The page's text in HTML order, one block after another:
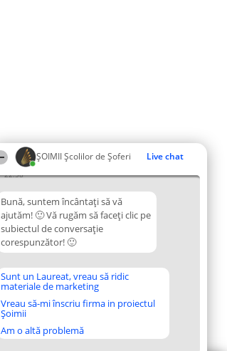
ŞOIMII Școlilor de Șoferi Live chat
22:58
Bună, suntem încântați să vă
ajutăm! 🙂 Vă rugăm să faceți clic pe
subiectul de conversație
corespunzător! 🙂
Sunt un Laureat, vreau să ridic
materiale de marketing
Vreau să-mi înscriu firma in proiectul
Șoimii
Am o altă problemă